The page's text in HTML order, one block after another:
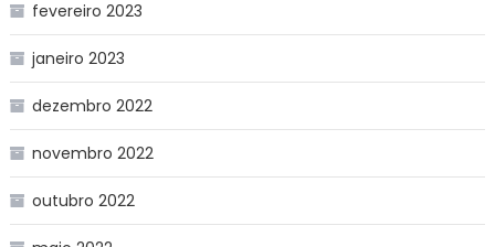
fevereiro 2023
janeiro 2023
dezembro 2022
novembro 2022
outubro 2022